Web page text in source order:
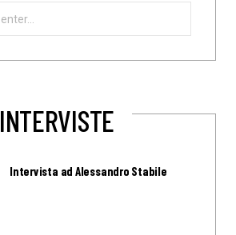
INTERVISTE
Intervista ad Alessandro Stabile